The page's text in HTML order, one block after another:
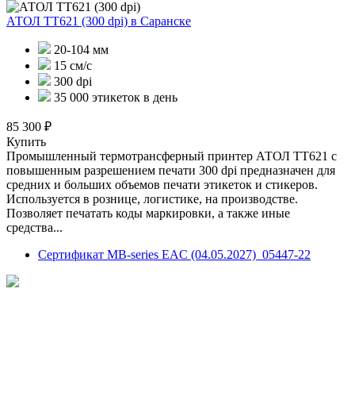
АТОЛ TT621 (300 dpi) в Саранске
20-104 мм
15 см/с
300 dpi
35 000 этикеток в день
85 300 ₽
Купить
Промышленный термотрансферный принтер АТОЛ ТТ621 с
повышенным разрешением печати 300 dpi предназначен для
средних и больших объемов печати этикеток и стикеров.
Используется в рознице, логистике, на производстве.
Позволяет печатать коды маркировки, а также иные
средства...
Сертификат MB-series EAC (04.05.2027)_05447-22